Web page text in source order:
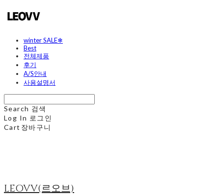
winter SALE❄
Best
전체제품
후기
A/S안내
사용설명서
Search 검색
Log In 로그인
Cart 장바구니
LEOVV(르오브)